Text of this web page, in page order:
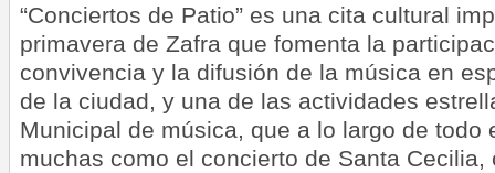
“Conciertos de Patio” es una cita cultural
primavera de Zafra que fomenta la
convivencia y la difusión de la música en
de la ciudad, y una de las actividades
Municipal de música, que a lo largo de todo
muchas como el concierto de Santa